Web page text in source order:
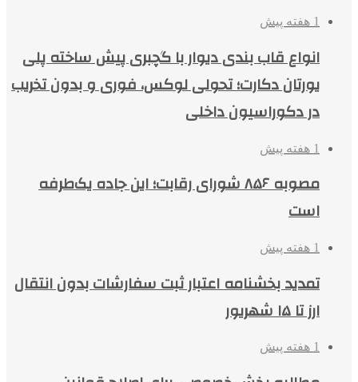
1 هفته پیش
انواع قاب بندی دیوار با گچبری پیش ساخته پلی
یورتان دکارت؛ تحولی لوکس، فوری و بدون تخریب
در دکوراسیون داخلی
1 هفته پیش
مصوبه ۸۵۶ شورای رقابت؛ این جاده یک‌طرفه
است
1 هفته پیش
تمدید بخشنامه اعتبار ثبت سفارشات بدون انتقال
ارز تا ۱۵ شهریور
1 هفته پیش